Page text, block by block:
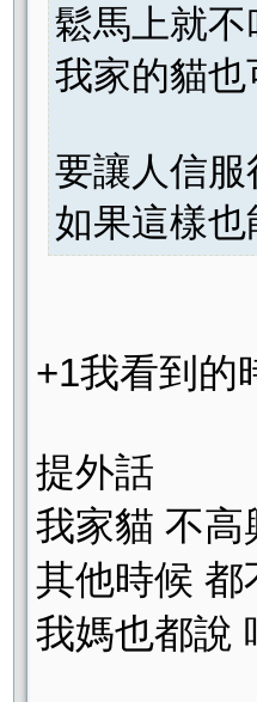
鬆馬上就不
我家的貓
要讓人信
如果這樣
+1我看到的
提外話
我家貓 不高
其他時候 都
我媽也都說